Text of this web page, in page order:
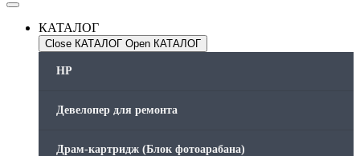
КАТАЛОГ
Close КАТАЛОГ Open КАТАЛОГ
HP
Девелопер для ремонта
Драм-картридж (Блок фотоарабана)